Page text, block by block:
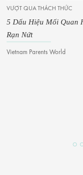
VƯỢT QUA THÁCH THỨC
5 Dấu Hiệu Mối Quan
Rạn Nứt
Vietnam Parents World